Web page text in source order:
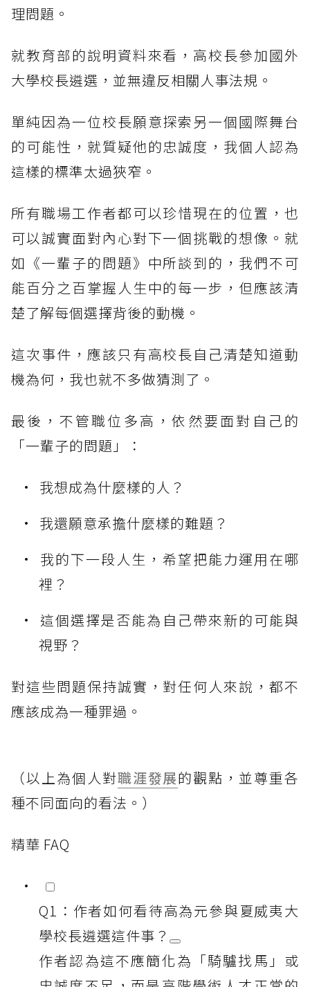
理問題。
就教育部的說明資料來看，高校長參加國外
大學校長遴選，並無違反相關人事法規。
單純因為一位校長願意探索另一個國際舞台
的可能性，就質疑他的忠誠度，我個人認為
這樣的標準太過狹窄。
所有職場工作者都可以珍惜現在的位置，也
可以誠實面對內心對下一個挑戰的想像。就
如《一輩子的問題》中所談到的，我們不可
能百分之百掌握人生中的每一步，但應該清
楚了解每個選擇背後的動機。
這次事件，應該只有高校長自己清楚知道動
機為何，我也就不多做猜測了。
最後，不管職位多高，依然要面對自己的
「一輩子的問題」：
我想成為什麼樣的人？
我還願意承擔什麼樣的難題？
我的下一段人生，希望把能力運用在哪
裡？
這個選擇是否能為自己帶來新的可能與
視野？
對這些問題保持誠實，對任何人來說，都不
應該成為一種罪過。
（以上為個人對職涯發展的觀點，並尊重各
種不同面向的看法。）
精華 FAQ
Q1：作者如何看待高為元參與夏威夷大
學校長遴選這件事？
作者認為這不應簡化為「騎驢找馬」或